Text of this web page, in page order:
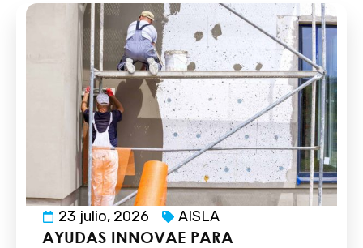
23 julio, 2026 AISLA
AYUDAS INNOVAE PARA